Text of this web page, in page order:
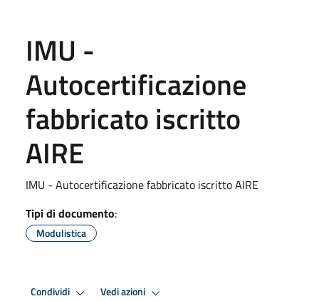
IMU -
Autocertificazione
fabbricato iscritto
AIRE
IMU - Autocertificazione fabbricato iscritto AIRE
Tipi di documento:
Modulistica
Condividi Vedi azioni